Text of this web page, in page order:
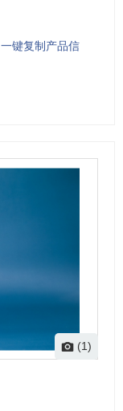
一键复制产品信
(1)